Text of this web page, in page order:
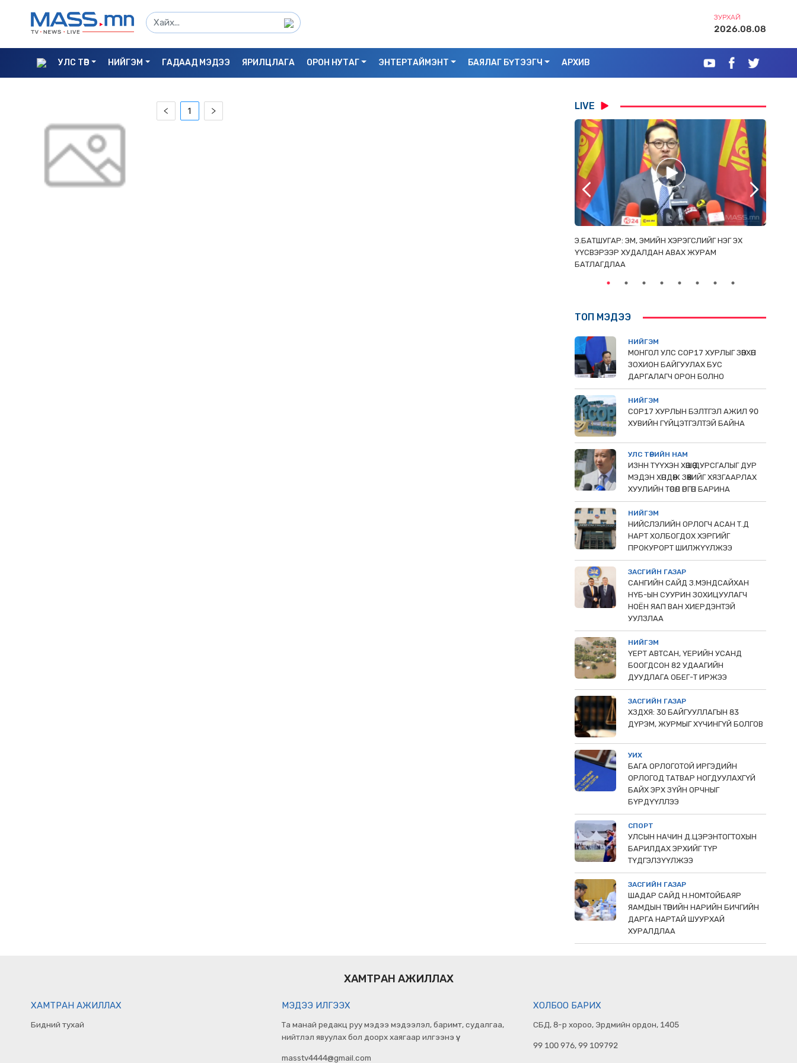
ЗУРХАЙ
2026.08.08
УЛС ТӨР НИЙГЭМ ГАДААД МЭДЭЭ ЯРИЛЦЛАГА ОРОН НУТАГ ЭНТЕРТАЙМЭНТ БАЯЛАГ БҮТЭЭГЧ АРХИВ
1 LIVE
Э.БАТШУГАР: ЭМ, ЭМИЙН ХЭРЭГСЛИЙГ НЭГ ЭХ
ҮҮСВЭРЭЭР ХУДАЛДАН АВАХ ЖУРАМ
БАТЛАГДЛАА
ТОП МЭДЭЭ
НИЙГЭМ
МОНГОЛ УЛС СОР17 ХУРЛЫГ ЗӨВХӨН
ЗОХИОН БАЙГУУЛАХ БУС
ДАРГАЛАГЧ ОРОН БОЛНО
НИЙГЭМ
COP17 ХУРЛЫН БЭЛТГЭЛ АЖИЛ 90
ХУВИЙН ГҮЙЦЭТГЭЛТЭЙ БАЙНА
УЛС ТӨРИЙН НАМ
ИЗНН ТҮҮХЭН ХӨШӨӨ ДУРСГАЛЫГ ДУР
МЭДЭН ХӨНДӨЖ ЗӨӨХИЙГ ХЯЗГААРЛАХ
ХУУЛИЙН ТӨСӨЛ ӨРГӨН БАРИНА
НИЙГЭМ
НИЙСЛЭЛИЙН ОРЛОГЧ АСАН Т.Д
НАРТ ХОЛБОГДОХ ХЭРГИЙГ
ПРОКУРОРТ ШИЛЖҮҮЛЖЭЭ
ЗАСГИЙН ГАЗАР
САНГИЙН САЙД З.МЭНДСАЙХАН
НҮБ-ЫН СУУРИН ЗОХИЦУУЛАГЧ
НОЁН ЯАП ВАН ХИЕРДЭНТЭЙ
УУЛЗЛАА
НИЙГЭМ
ҮЕРТ АВТСАН, ҮЕРИЙН УСАНД
БООГДСОН 82 УДААГИЙН
ДУУДЛАГА ОБЕГ-Т ИРЖЭЭ
ЗАСГИЙН ГАЗАР
ХЗДХЯ: 30 БАЙГУУЛЛАГЫН 83
ДҮРЭМ, ЖУРМЫГ ХҮЧИНГҮЙ БОЛГОВ
УИХ
БАГА ОРЛОГОТОЙ ИРГЭДИЙН
ОРЛОГОД ТАТВАР НОГДУУЛАХГҮЙ
БАЙХ ЭРХ ЗҮЙН ОРЧНЫГ
БҮРДҮҮЛЛЭЭ
СПОРТ
УЛСЫН НАЧИН Д.ЦЭРЭНТОГТОХЫН
БАРИЛДАХ ЭРХИЙГ ТҮР
ТҮДГЭЛЗҮҮЛЖЭЭ
ЗАСГИЙН ГАЗАР
ШАДАР САЙД Н.НОМТОЙБАЯР
ЯАМДЫН ТӨРИЙН НАРИЙН БИЧГИЙН
ДАРГА НАРТАЙ ШУУРХАЙ
ХУРАЛДЛАА
ХАМТРАН АЖИЛЛАХ
ХАМТРАН АЖИЛЛАХ
Бидний тухай
МЭДЭЭ ИЛГЭЭХ
Та манай редакц руу мэдээ мэдээлэл, баримт, судалгаа,
нийтлэл явуулах бол доорх хаягаар илгээнэ үү.
masstv4444@gmail.com
ХОЛБОО БАРИХ
СБД, 8-р хороо, Эрдмийн ордон, 1405
99 100 976, 99 109792